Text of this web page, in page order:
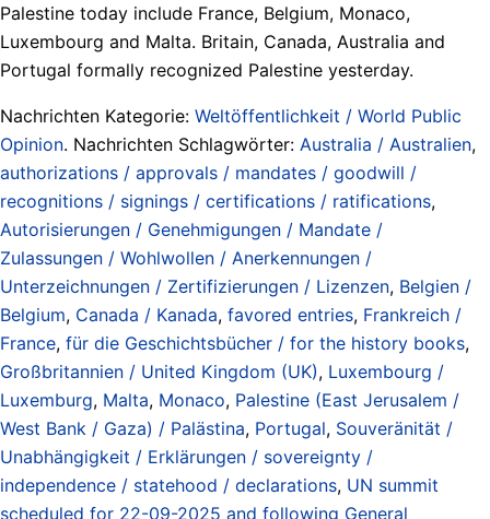
Palestine today include France, Belgium, Monaco,
Luxembourg and Malta. Britain, Canada, Australia and
Portugal formally recognized Palestine yesterday.
Nachrichten Kategorie: Weltöffentlichkeit / World Public
Opinion. Nachrichten Schlagwörter: Australia / Australien,
authorizations / approvals / mandates / goodwill /
recognitions / signings / certifications / ratifications,
Autorisierungen / Genehmigungen / Mandate /
Zulassungen / Wohlwollen / Anerkennungen /
Unterzeichnungen / Zertifizierungen / Lizenzen, Belgien /
Belgium, Canada / Kanada, favored entries, Frankreich /
France, für die Geschichtsbücher / for the history books,
Großbritannien / United Kingdom (UK), Luxembourg /
Luxemburg, Malta, Monaco, Palestine (East Jerusalem /
West Bank / Gaza) / Palästina, Portugal, Souveränität /
Unabhängigkeit / Erklärungen / sovereignty /
independence / statehood / declarations, UN summit
scheduled for 22-09-2025 and following General